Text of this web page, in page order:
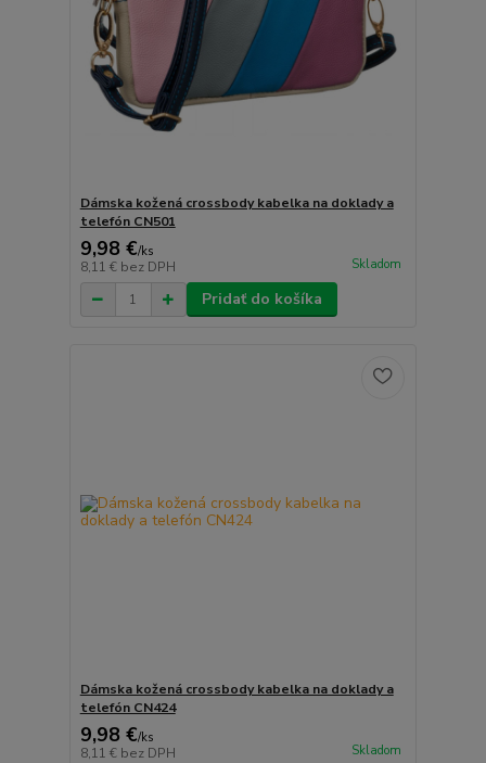
Dámska kožená crossbody kabelka na doklady a
telefón CN501
9,98 €/ks
8,11 € bez DPH Skladom
Pridať do košíka
Dámska kožená crossbody kabelka na doklady a
telefón CN424
9,98 €/ks
8,11 € bez DPH Skladom